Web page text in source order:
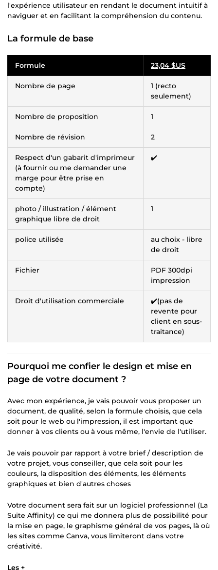
l'expérience utilisateur en rendant le document intuitif à
naviguer et en facilitant la compréhension du contenu.
La formule de base
Formule 23,04 $US
Nombre de page
1 (recto
seulement)
Nombre de proposition 1
Nombre de révision 2
Respect d'un gabarit d'imprimeur
(à fournir ou me demander une
marge pour être prise en
compte)
✔️
photo / illustration / élément
graphique libre de droit
1
police utilisée
au choix - libre
de droit
Fichier
PDF 300dpi
impression
Droit d'utilisation commerciale
✔️(pas de
revente pour
client en sous-
traitance)
Pourquoi me confier le design et mise en
page de votre document ?
Avec mon expérience, je vais pouvoir vous proposer un
document, de qualité, selon la formule choisis, que cela
soit pour le web ou l'impression, il est important que
donner à vos clients ou à vous même, l'envie de l'utiliser.
Je vais pouvoir par rapport à votre brief / description de
votre projet, vous conseiller, que cela soit pour les
couleurs, la disposition des éléments, les éléments
graphiques et bien d'autres choses
Votre document sera fait sur un logiciel professionnel (La
Suite Affinity) ce qui me donnera plus de possibilité pour
la mise en page, le graphisme général de vos pages, là où
les sites comme Canva, vous limiteront dans votre
créativité.
Les +